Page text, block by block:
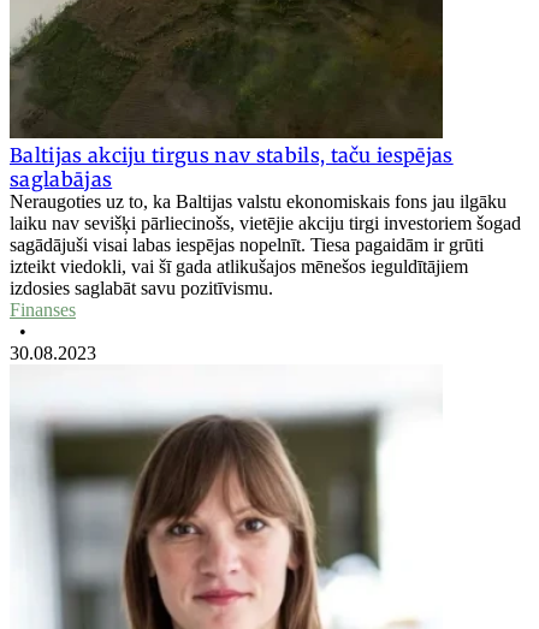
Baltijas akciju tirgus nav stabils, taču iespējas
saglabājas
Neraugoties uz to, ka Baltijas valstu ekonomiskais fons jau ilgāku
laiku nav sevišķi pārliecinošs, vietējie akciju tirgi investoriem šogad
sagādājuši visai labas iespējas nopelnīt. Tiesa pagaidām ir grūti
izteikt viedokli, vai šī gada atlikušajos mēnešos ieguldītājiem
izdosies saglabāt savu pozitīvismu.
Finanses
•
30.08.2023